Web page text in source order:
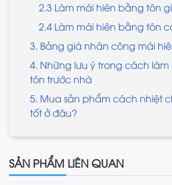
2.3 Làm mái hiên bằng tôn
2.4 Làm mái hiên bằng tôn
3. Bảng giá nhân công mái
4. Những lưu ý trong cách
tôn trước nhà
5. Mua sản phẩm cách nhiệt
tốt ở đâu?
SẢN PHẨM LIÊN QUAN